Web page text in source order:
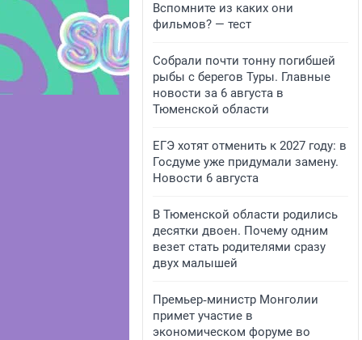
Вспомните из каких они
фильмов? — тест
Собрали почти тонну погибшей
рыбы с берегов Туры. Главные
новости за 6 августа в
Тюменской области
ЕГЭ хотят отменить к 2027 году: в
Госдуме уже придумали замену.
Новости 6 августа
В Тюменской области родились
десятки двоен. Почему одним
везет стать родителями сразу
двух малышей
Премьер‑министр Монголии
примет участие в
экономическом форуме во